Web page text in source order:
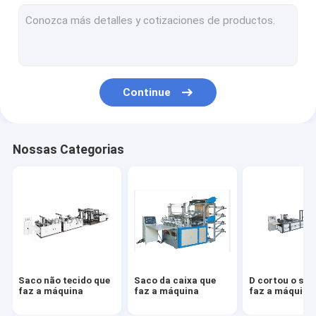
Máquina da tela de tecelagem não de Meltblown
Continue
Nossas Categorias
Saco não tecido que
faz a máquina
Saco da caixa que
faz a máquina
D cortou o
faz a máquina